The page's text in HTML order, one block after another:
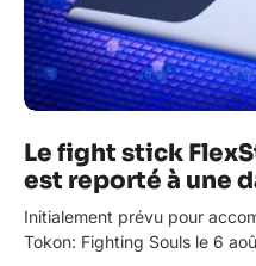
Le fight stick
est reporté à une
Initialement prévu pour
Tokon: Fighting Souls le 6